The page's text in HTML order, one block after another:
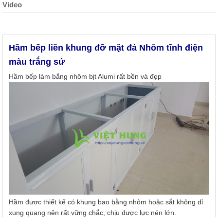
Video
Hầm bếp liền khung đỡ mặt đá Nhôm tĩnh điện
màu trắng sứ
Hầm bếp làm bắng nhôm bịt Alumi rất bền và đẹp
Hầm được thiết kế có khung bao bằng nhôm hoặc sắt không dỉ
xung quang nên rất vững chắc, chịu được lực nén lớn.